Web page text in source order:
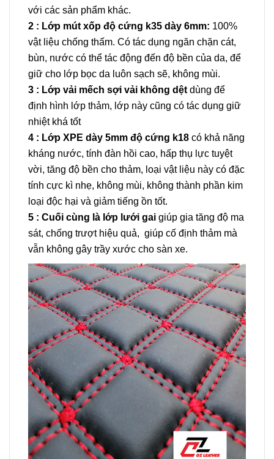
với các sản phẩm khác.
2 : Lớp mút xốp độ cứng k35 dày 6mm: 100%
vật liệu chống thấm. Có tác dụng ngăn chặn cát,
bùn, nước có thể tác động đến độ bền của da, để
giữ cho lớp bọc da luôn sạch sẽ, không mùi.
3 : Lớp vải mếch sợi vải không dệt dùng để
định hình lớp thảm, lớp này cũng có tác dụng giữ
nhiệt khá tốt
4 : Lớp XPE dày 5mm độ cứng k18 có khả năng
kháng nước, tính đàn hồi cao, hấp thụ lực tuyệt
vời, tăng độ bền cho thảm, loại vật liệu này có đặc
tính cực kì nhẹ, không mùi, không thành phần kim
loại độc hại và giảm tiếng ồn tốt.
5 : Cuối cùng là lớp lưới gai giúp gia tăng độ ma
sát, chống trượt hiệu quả, giúp cố định thảm mà
vẫn không gây trầy xước cho sàn xe.